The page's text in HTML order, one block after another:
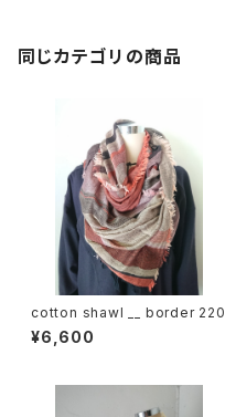
同じカテゴリの商品
cotton shawl __ border 220
¥6,600